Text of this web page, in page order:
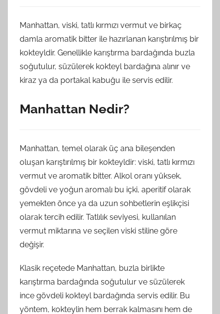
Manhattan, viski, tatlı kırmızı vermut ve birkaç
damla aromatik bitter ile hazırlanan karıştırılmış bir
kokteyldir. Genellikle karıştırma bardağında buzla
soğutulur, süzülerek kokteyl bardağına alınır ve
kiraz ya da portakal kabuğu ile servis edilir.
Manhattan Nedir?
Manhattan, temel olarak üç ana bileşenden
oluşan karıştırılmış bir kokteyldir: viski, tatlı kırmızı
vermut ve aromatik bitter. Alkol oranı yüksek,
gövdeli ve yoğun aromalı bu içki, aperitif olarak
yemekten önce ya da uzun sohbetlerin eşlikçisi
olarak tercih edilir. Tatlılık seviyesi, kullanılan
vermut miktarına ve seçilen viski stiline göre
değişir.
Klasik reçetede Manhattan, buzla birlikte
karıştırma bardağında soğutulur ve süzülerek
ince gövdeli kokteyl bardağında servis edilir. Bu
yöntem, kokteylin hem berrak kalmasını hem de